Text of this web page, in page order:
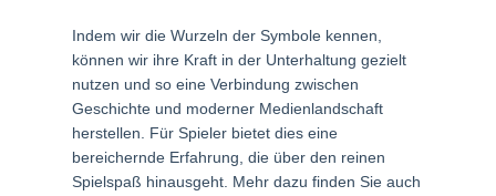
Indem wir die Wurzeln der Symbole kennen,
können wir ihre Kraft in der Unterhaltung gezielt
nutzen und so eine Verbindung zwischen
Geschichte und moderner Medienlandschaft
herstellen. Für Spieler bietet dies eine
bereichernde Erfahrung, die über den reinen
Spielspaß hinausgeht. Mehr dazu finden Sie auch